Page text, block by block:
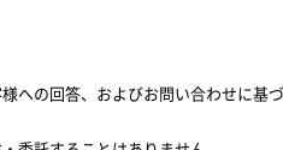
への回答、およびお問い合わせに基づ